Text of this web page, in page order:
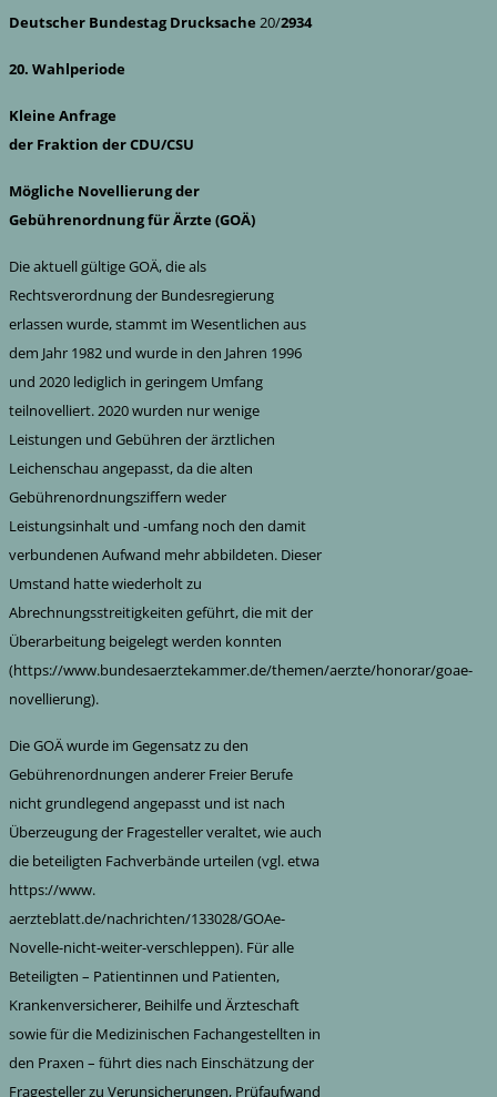
Deutscher BundestagDrucksache 20/2934
20. Wahlperiode
Kleine Anfrage
der Fraktion der CDU/CSU
Mögliche Novellierung der
Gebührenordnung für Ärzte (GOÄ)
Die aktuell gültige GOÄ, die als
Rechtsverordnung der Bundesregierung
erlassen wurde, stammt im Wesentlichen aus
dem Jahr 1982 und wurde in den Jahren 1996
und 2020 lediglich in geringem Umfang
teilnovelliert. 2020 wurden nur wenige
Leistungen und Gebühren der ärztlichen
Leichenschau angepasst, da die alten
Gebührenordnungsziffern weder
Leistungsinhalt und -umfang noch den damit
verbundenen Aufwand mehr abbildeten. Dieser
Umstand hatte wiederholt zu
Abrechnungsstreitigkeiten geführt, die mit der
Überarbeitung beigelegt werden konnten
(https://www.bundesaerztekammer.de/themen/aerzte/honorar/goae-
novellierung).
Die GOÄ wurde im Gegensatz zu den
Gebührenordnungen anderer Freier Berufe
nicht grundlegend angepasst und ist nach
Überzeugung der Fragesteller veraltet, wie auch
die beteiligten Fachverbände urteilen (vgl. etwa
https://www.
aerzteblatt.de/nachrichten/133028/GOAe-
Novelle-nicht-weiter-verschleppen). Für alle
Beteiligten – Patientinnen und Patienten,
Krankenversicherer, Beihilfe und Ärzteschaft
sowie für die Medizinischen Fachangestellten in
den Praxen – führt dies nach Einschätzung der
Fragesteller zu Verunsicherungen, Prüfaufwand